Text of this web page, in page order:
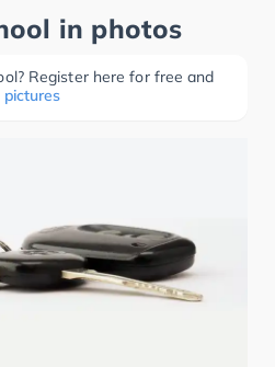
in photos
Register here for free and